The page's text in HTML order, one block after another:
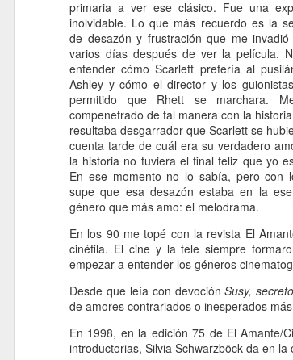
primaria a ver ese clásico. Fue una
inolvidable. Lo que más recuerdo es la
de desazón y frustración que me invadió
varios días después de ver la película.
entender cómo Scarlett prefería al
Ashley y cómo el director y los
permitido que Rhett se marchara.
compenetrado de tal manera con la
resultaba desgarrador que Scarlett se
cuenta tarde de cuál era su verdadero
la historia no tuviera el final feliz que yo
En ese momento no lo sabía, pero con
supe que esa desazón estaba en la
género que más amo: el melodrama.
En los 90 me topé con la revista El
cinéfila. El cine y la tele siempre
empezar a entender los géneros
Desde que leía con devociónSusy,
de amores contrariados o inesperados
En 1998, en la edición 75 de El Amante/
introductorias, Silvia Schwarzböck da en